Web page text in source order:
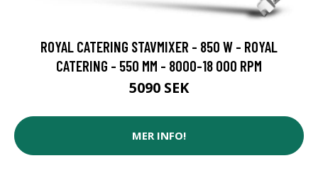
ROYAL CATERING STAVMIXER - 850 W - ROYAL
CATERING - 550 MM - 8000-18 000 RPM
5090 SEK
MER INFO!